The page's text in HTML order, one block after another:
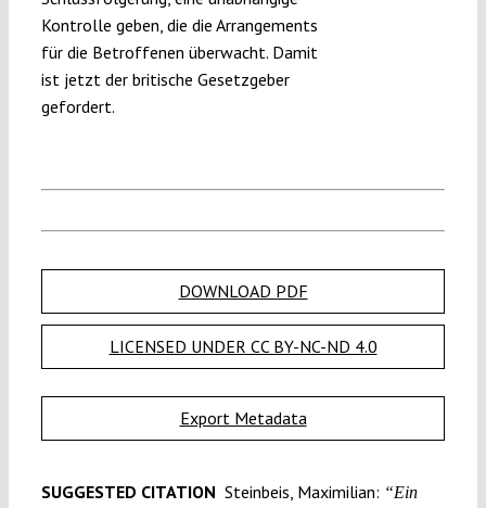
Kontrolle geben, die die Arrangements
für die Betroffenen überwacht. Damit
ist jetzt der britische Gesetzgeber
gefordert.
DOWNLOAD PDF
LICENSED UNDER CC BY-NC-ND 4.0
Export Metadata
SUGGESTED CITATION Steinbeis, Maximilian: “Ein